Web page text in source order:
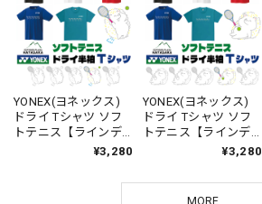
YONEX(ヨネックス)
ドライ Tシャツ ソフ
トテニス【ラインデ
ザイン】【ハリネズ
¥3,280
YONEX(ヨネックス)
ドライ Tシャツ ソフ
トテニス【ラインデ
ザイン】【ハリネズ
【LINE-21】【送料無
¥3,280